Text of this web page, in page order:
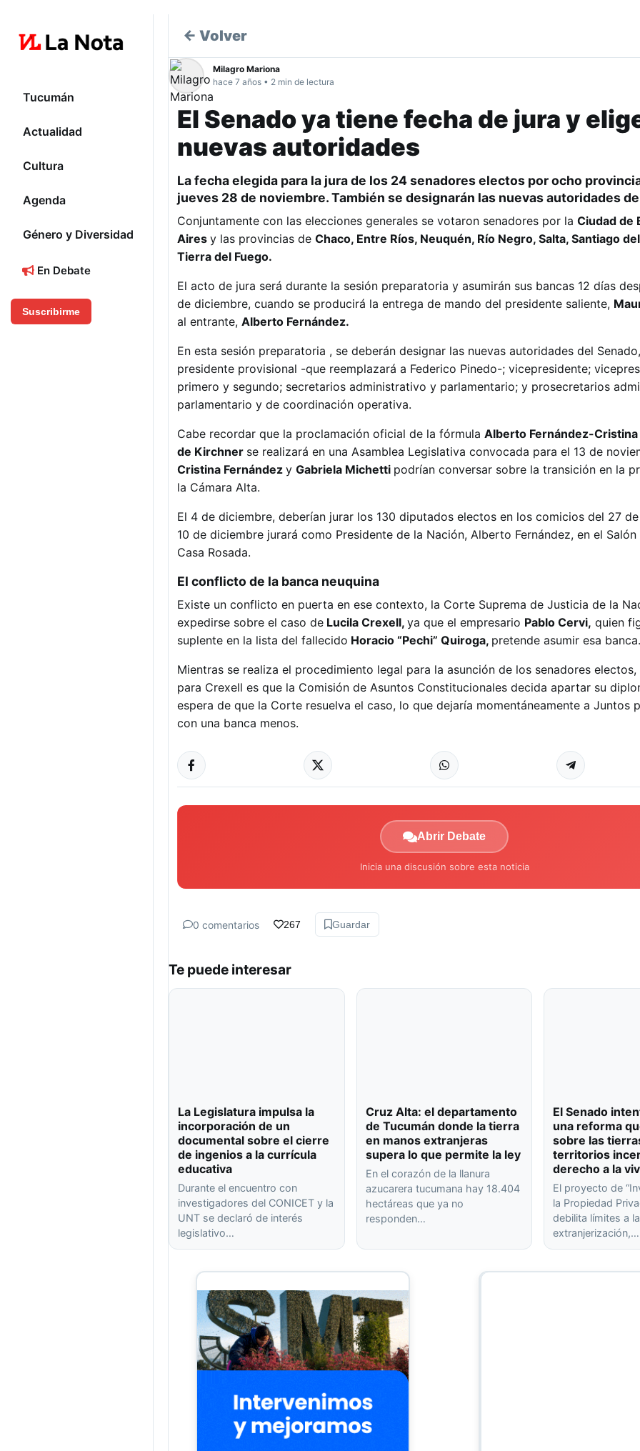
Tucumán
Actualidad
Cultura
Agenda
Género y Diversidad
En Debate
Suscribirme
← Volver
Milagro Mariona
hace 7 años • 2 min de lectura
El Senado ya tiene fecha de jura y
nuevas autoridades
La fecha elegida para la jura de los 24 senadores electos por ocho
jueves 28 de noviembre. También se designarán las nuevas autoridades
Conjuntamente con las elecciones generales se votaron senadores por la Ciudad de
Aires y las provincias de Chaco, Entre Ríos, Neuquén, Río Negro, Salta, Santiago
Tierra del Fuego.
El acto de jura será durante la sesión preparatoria y asumirán sus bancas 12 días
de diciembre, cuando se producirá la entrega de mando del presidente saliente,
al entrante, Alberto Fernández.
En esta sesión preparatoria , se deberán designar las nuevas autoridades del
presidente provisional -que reemplazará a Federico Pinedo-; vicepresidente;
primero y segundo; secretarios administrativo y parlamentario; y prosecretarios
parlamentario y de coordinación operativa.
Cabe recordar que la proclamación oficial de la fórmula Alberto Fernández-Cristina
de Kirchner se realizará en una Asamblea Legislativa convocada para el 13 de
Cristina Fernández y Gabriela Michetti podrían conversar sobre la transición en la
la Cámara Alta.
El 4 de diciembre, deberían jurar los 130 diputados electos en los comicios del 27
10 de diciembre jurará como Presidente de la Nación, Alberto Fernández, en el
Casa Rosada.
El conflicto de la banca neuquina
Existe un conflicto en puerta en ese contexto, la Corte Suprema de Justicia de la
expedirse sobre el caso de Lucila Crexell, ya que el empresario Pablo Cervi, quien
suplente en la lista del fallecido Horacio “Pechi” Quiroga, pretende asumir esa banca.
Mientras se realiza el procedimiento legal para la asunción de los senadores
para Crexell es que la Comisión de Asuntos Constitucionales decida apartar su
espera de que la Corte resuelva el caso, lo que dejaría momentáneamente a Juntos
con una banca menos.
Abrir Debate
Inicia una discusión sobre esta noticia
0 comentarios 267 Guardar
Te puede interesar
La Legislatura impulsa la
incorporación de un
documental sobre el cierre
de ingenios a la currícula
educativa
Durante el encuentro con
investigadores del CONICET y la
UNT se declaró de interés
legislativo…
Cruz Alta: el departamento
de Tucumán donde la tierra
en manos extranjeras
supera lo que permite la ley
En el corazón de la llanura
azucarera tucumana hay 18.404
hectáreas que ya no
responden…
El Senado
una reforma
sobre las
territorios
derecho a la
El proyecto de
la Propiedad
debilita límites a la
extranjerización,…